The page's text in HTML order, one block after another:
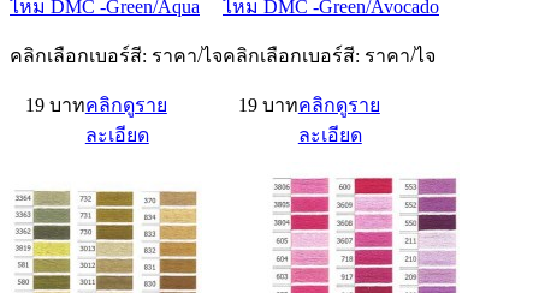
ไหม DMC -Green/Aqua
คลิกเลือกเบอร์สี: ราคา/ไจ
19 บาทคลิกดูราย
ละเอียด
ไหม DMC -Green/Avocado
คลิกเลือกเบอร์สี: ราคา/ไจ
19 บาทคลิกดูราย
ละเอียด